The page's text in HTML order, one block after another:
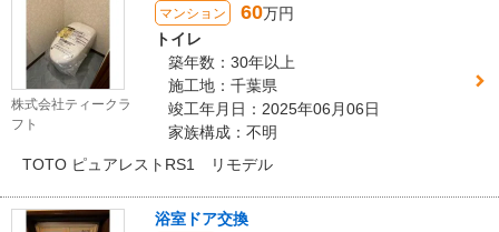
株式会社ティークラ
フト
マンション 60万円
トイレ
築年数：30年以上
施工地：千葉県
竣工年月日：2025年06月06日
家族構成：不明
TOTO ピュアレストRS1 リモデル
浴室ドア交換